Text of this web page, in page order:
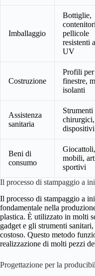
Imballaggio
Bottiglie,
pellicole
resistenti
UV
Costruzione
Profili per
finestre,
isolanti
Assistenza
sanitaria
Strumenti
chirurgici,
Beni di
consumo
Giocattoli,
mobili,
sportivi
Il processo di stampaggio a
Il processo di stampaggio a
fondamentale nella
plastica. È utilizzato in molti
gadget e gli strumenti
costoso. Questo metodo
realizzazione di molti pezzi
Progettazione per la